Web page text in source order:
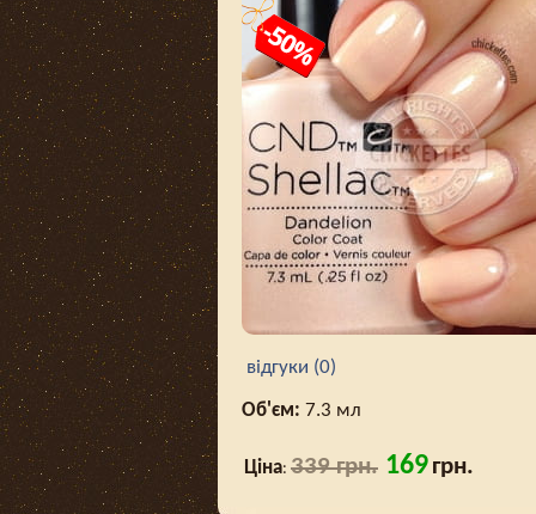
відгуки (0)
Об'єм: 7.3 мл
Ціна: 339 грн. 169грн.